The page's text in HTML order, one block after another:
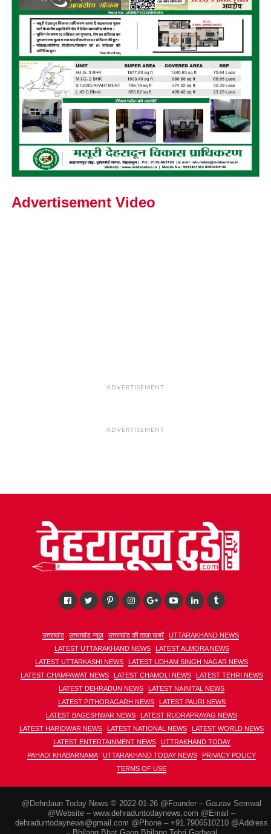
Advertisement Video
ADVERTISEMENT
ADVERTISEMENT
उत्तराखंड उत्तराखंड न्यूज़ उत्तराखंड की ताज़ा खबरें
UTTARAKHAND NEWS
LATEST UTTARAKHAND NEWS
LATEST ALMORA NEWS
LATEST UTTARKASHI NEWS
LATEST UDHAM SINGH NAGAR NEWS
LATEST CHAMPAWAT NEWS
LATEST CHAMOLI NEWS
LATEST TEHRI NEWS
LATEST DEHRADUN NEWS
LATEST NAINITAL NEWS
LATEST PITHORAGARH NEWS
LATEST PAURI NEWS
LATEST BAGESHWAR NEWS
LATEST RUDRAPRAYAG NEWS
LATEST HARIDWAR NEWS
LATEST NATIONAL NEWS
LATEST WORLD NEWS
LATEST ENTERTAINMENT NEWS
UTTRAKHAND TODAY
PAHADI KHABARNAMA
UTTARAKHAND TODAY NEWS
PRIVACY POLICY
TERMS OF USE
@Dehrdaun Today News © 2022-01-26 @Founder – Gaurav Semwal
@Website – www.dehraduntodaynews.com @Email –
dehraduntodaynews@gmail.com @Phone – +91.7906510210 @Address